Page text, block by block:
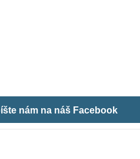
nám na náš Facebook